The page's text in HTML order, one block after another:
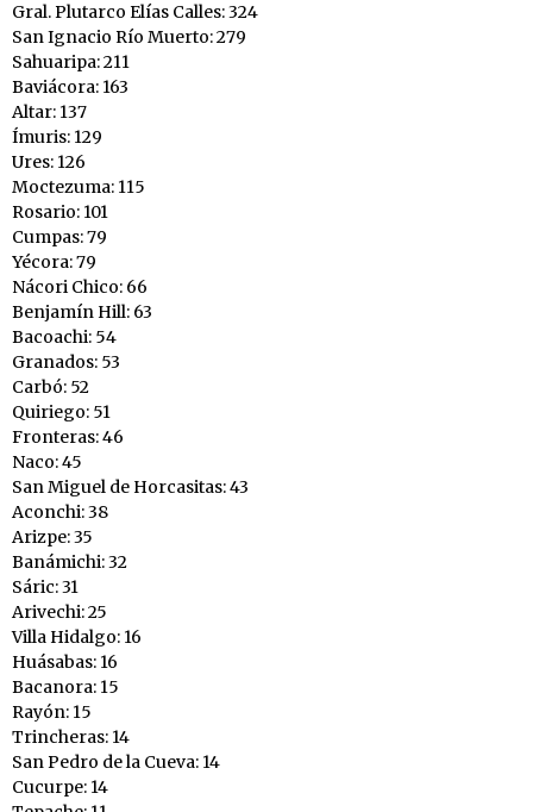
Gral. Plutarco Elías Calles: 324
San Ignacio Río Muerto: 279
Sahuaripa: 211
Baviácora: 163
Altar: 137
Ímuris: 129
Ures: 126
Moctezuma: 115
Rosario: 101
Cumpas: 79
Yécora: 79
Nácori Chico: 66
Benjamín Hill: 63
Bacoachi: 54
Granados: 53
Carbó: 52
Quiriego: 51
Fronteras: 46
Naco: 45
San Miguel de Horcasitas: 43
Aconchi: 38
Arizpe: 35
Banámichi: 32
Sáric: 31
Arivechi: 25
Villa Hidalgo: 16
Huásabas: 16
Bacanora: 15
Rayón: 15
Trincheras: 14
San Pedro de la Cueva: 14
Cucurpe: 14